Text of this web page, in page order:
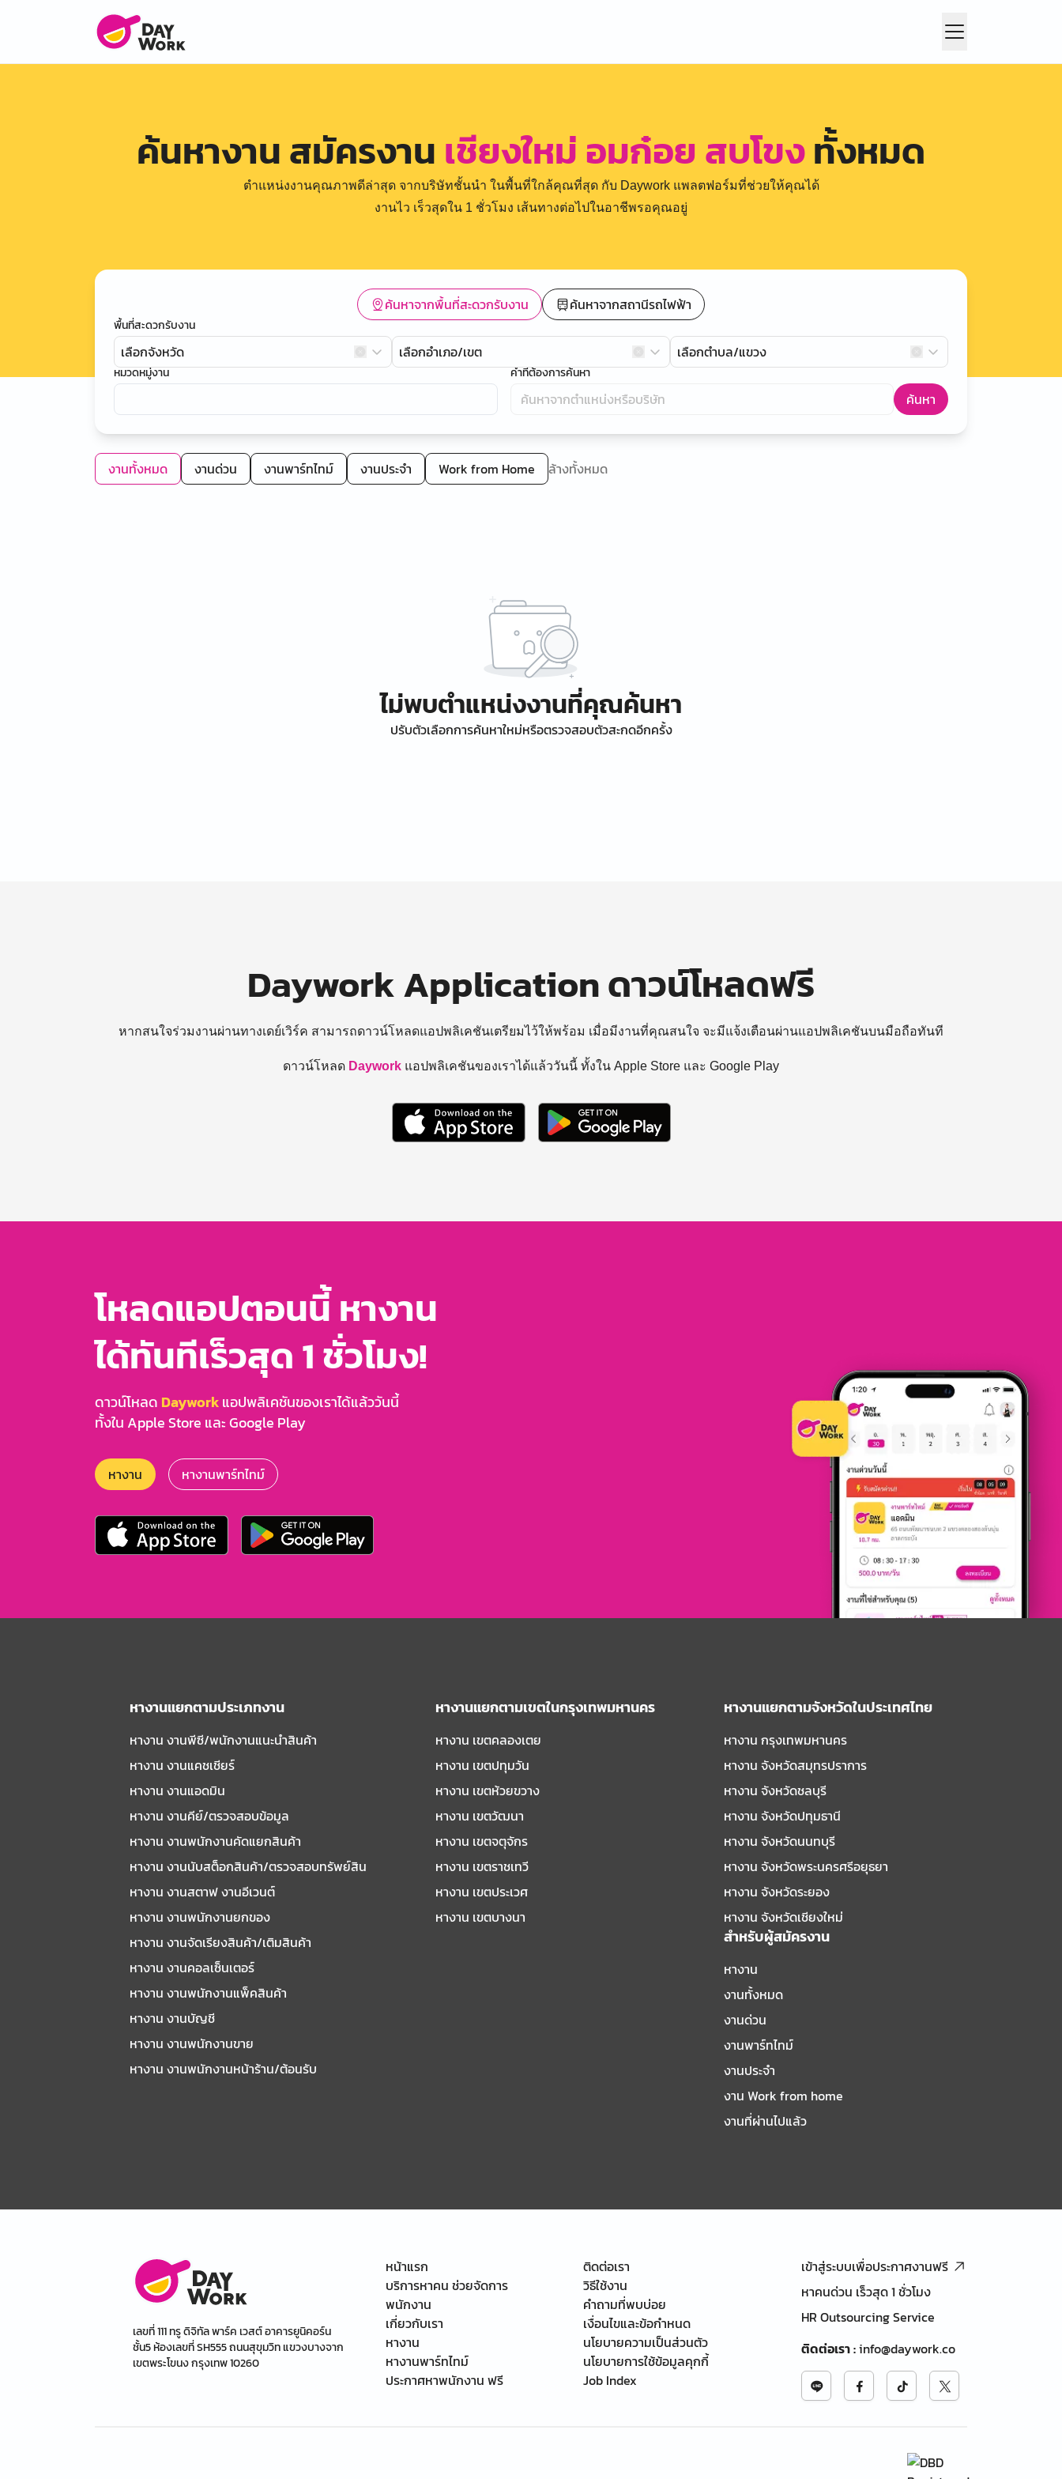
ค้นหางาน สมัครงาน เชียงใหม่ อมก๋อย สบโขงทั้งหมด
ตำแหน่งงานคุณภาพดีล่าสุด จากบริษัทชั้นนำ ในพื้นที่ใกล้คุณที่สุด กับ Daywork แพลตฟอร์มที่ช่วยให้คุณได้
งานไว เร็วสุดใน 1 ชั่วโมง เส้นทางต่อไปในอาชีพรอคุณอยู่
ค้นหาจากพื้นที่สะดวกรับงาน ค้นหาจากสถานีรถไฟฟ้า
พื้นที่สะดวกรับงาน
เลือกจังหวัด เลือกอำเภอ/เขต เลือกตำบล/แขวง
หมวดหมู่งาน คำที่ต้องการค้นหา
ค้นหา
งานทั้งหมด งานด่วน งานพาร์ทไทม์ งานประจำ Work from Home ล้างทั้งหมด
ไม่พบตำแหน่งงานที่คุณค้นหา
ปรับตัวเลือกการค้นหาใหม่หรือตรวจสอบตัวสะกดอีกครั้ง
Daywork Application ดาวน์โหลดฟรี
หากสนใจร่วมงานผ่านทางเดย์เวิร์ค สามารถดาวน์โหลดแอปพลิเคชันเตรียมไว้ให้พร้อม เมื่อมีงานที่คุณสนใจ จะมีแจ้งเตือนผ่านแอปพลิเคชันบนมือถือทันที
ดาวน์โหลด Daywork แอปพลิเคชันของเราได้แล้ววันนี้ ทั้งใน Apple Store และ Google Play
โหลดแอปตอนนี้ หางาน
ได้ทันทีเร็วสุด 1 ชั่วโมง!
ดาวน์โหลด Dayworkแอปพลิเคชันของเราได้แล้ววันนี้
ทั้งใน Apple Store และ Google Play
หางาน หางานพาร์ทไทม์
หางานแยกตามประเภทงาน
หางาน งานพีซี/พนักงานแนะนําสินค้า
หางาน งานแคชเชียร์
หางาน งานแอดมิน
หางาน งานคีย์/ตรวจสอบข้อมูล
หางาน งานพนักงานคัดแยกสินค้า
หางาน งานนับสต็อกสินค้า/ตรวจสอบทรัพย์สิน
หางาน งานสตาฟ งานอีเวนต์
หางาน งานพนักงานยกของ
หางาน งานจัดเรียงสินค้า/เติมสินค้า
หางาน งานคอลเซ็นเตอร์
หางาน งานพนักงานแพ็คสินค้า
หางาน งานบัญชี
หางาน งานพนักงานขาย
หางาน งานพนักงานหน้าร้าน/ต้อนรับ
หางานแยกตามเขตในกรุงเทพมหานคร
หางาน เขตคลองเตย
หางาน เขตปทุมวัน
หางาน เขตห้วยขวาง
หางาน เขตวัฒนา
หางาน เขตจตุจักร
หางาน เขตราชเทวี
หางาน เขตประเวศ
หางาน เขตบางนา
หางานแยกตามจังหวัดในประเทศไทย
หางาน กรุงเทพมหานคร
หางาน จังหวัดสมุทรปราการ
หางาน จังหวัดชลบุรี
หางาน จังหวัดปทุมธานี
หางาน จังหวัดนนทบุรี
หางาน จังหวัดพระนครศรีอยุธยา
หางาน จังหวัดระยอง
หางาน จังหวัดเชียงใหม่
สำหรับผู้สมัครงาน
หางาน
งานทั้งหมด
งานด่วน
งานพาร์ทไทม์
งานประจำ
งาน Work from home
งานที่ผ่านไปแล้ว
เลขที่ 111 ทรู ดิจิทัล พาร์ค เวสต์ อาคารยูนิคอร์น
ชั้น5 ห้องเลขที่ SH555 ถนนสุขุมวิท แขวงบางจาก
เขตพระโขนง กรุงเทพ 10260
หน้าแรก
บริการหาคน ช่วยจัดการ
พนักงาน
เกี่ยวกับเรา
หางาน
หางานพาร์ทไทม์
ประกาศหาพนักงาน ฟรี
ติดต่อเรา
วิธีใช้งาน
คำถามที่พบบ่อย
เงื่อนไขและข้อกำหนด
นโยบายความเป็นส่วนตัว
นโยบายการใช้ข้อมูลคุกกี้
Job Index
เข้าสู่ระบบเพื่อประกาศงานฟรี
หาคนด่วน เร็วสุด 1 ชั่วโมง
HR Outsourcing Service
ติดต่อเรา:info@daywork.co